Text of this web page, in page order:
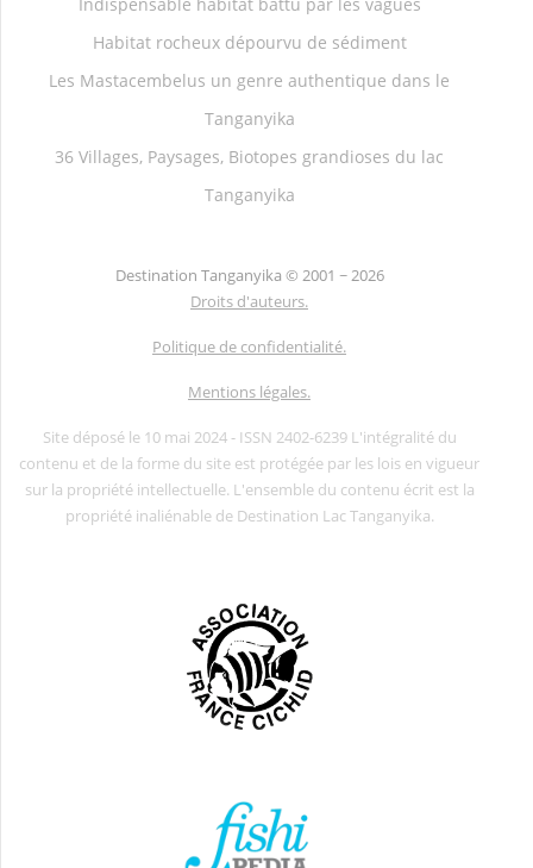
Habitat rocheux dépourvu de sédiment
Les Mastacembelus un genre authentique dans le
Tanganyika
36 Villages, Paysages, Biotopes grandioses du lac
Tanganyika
Destination Tanganyika © 2001 ~ 2026
Droits d'auteurs.
Politique de confidentialité.
Mentions légales.
Site déposé le 10 mai 2024 - ISSN 2402-6239 L'intégralité du
contenu et de la forme du site est protégée par les lois en vigueur
sur la propriété intellectuelle. L'ensemble du contenu écrit est la
propriété inaliénable de Destination Lac Tanganyika.